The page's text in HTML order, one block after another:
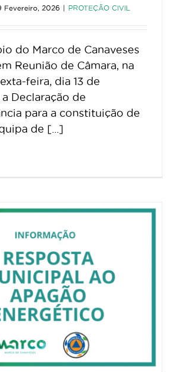
Fevereiro, 2026 | PROTEÇÃO CIVIL
do Marco de Canaveses
Reunião de Câmara, na
feira, dia 13 de
Declaração de
para a constituição de
de [...]